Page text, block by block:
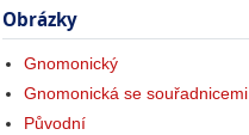
Obrázky
Gnomonický
Gnomonická se souřadnicemi
Původní